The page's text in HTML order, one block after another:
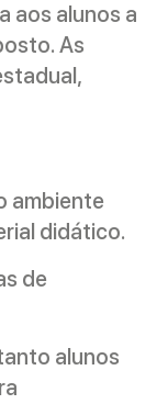
aos alunos a
As
ambiente
didático.
de
alunos